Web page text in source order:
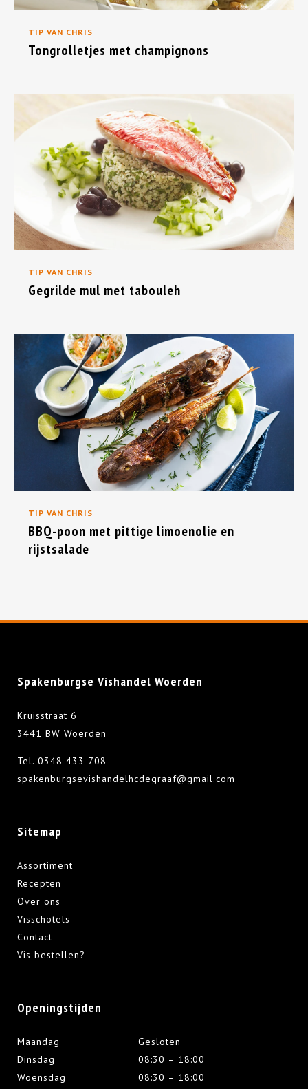
TIP VAN CHRIS
Tongrolletjes met champignons
TIP VAN CHRIS
Gegrilde mul met tabouleh
TIP VAN CHRIS
BBQ-poon met pittige limoenolie en
rijstsalade
Spakenburgse Vishandel Woerden
Kruisstraat 6
3441 BW Woerden
Tel. 0348 433 708
spakenburgsevishandelhcdegraaf@gmail.com
Sitemap
Assortiment
Recepten
Over ons
Visschotels
Contact
Vis bestellen?
Openingstijden
Maandag
Gesloten
Dinsdag
08:30 – 18:00
Woensdag
08:30 – 18:00